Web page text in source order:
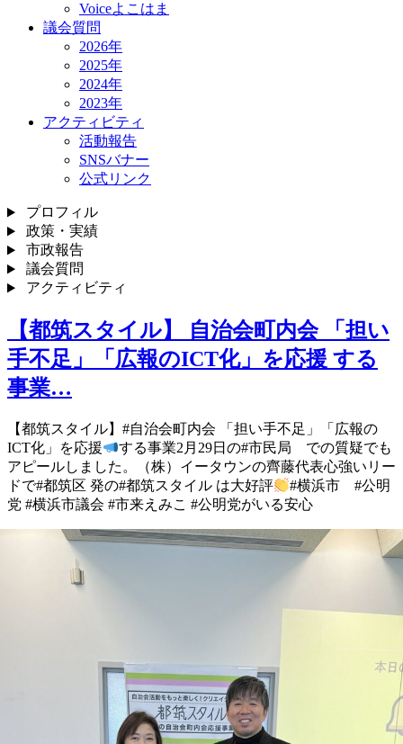
Voiceよこはま
議会質問
2026年
2025年
2024年
2023年
アクティビティ
活動報告
SNSバナー
公式リンク
プロフィル
政策・実績
市政報告
議会質問
アクティビティ
【都筑スタイル】 自治会町内会 「担い
手不足」「広報のICT化」を応援 する
事業…
【都筑スタイル】 #自治会町内会 「担い手不足」 「広報の
ICT化」を 応援
する事業 2月29日の #市民局 での質疑でも
アピールしました。 （株）イータウンの齊藤代表 心強いリー
ドで #都筑区 発の #都筑スタイル は 大好評
#横浜市 #公明
党 #横浜市議会 #市来えみこ #公明党がいる安心